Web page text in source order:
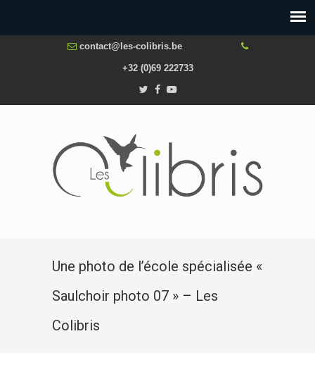
contact@les-colibris.be
+32 (0)69 222733
Une photo de l’école spécialisée «
Saulchoir photo 07 » – Les
Colibris